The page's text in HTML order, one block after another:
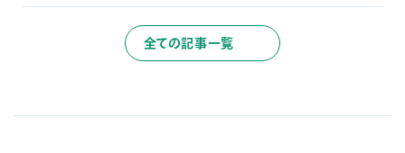
全ての記事一覧